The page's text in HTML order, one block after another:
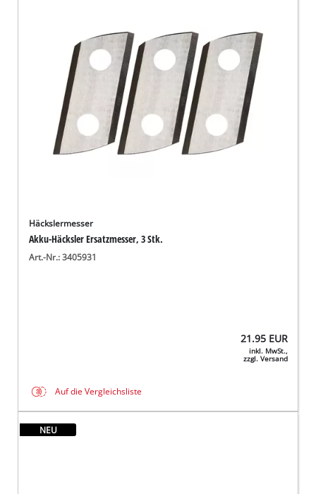
Häckslermesser
Akku-Häcksler Ersatzmesser, 3 Stk.
Art.-Nr.: 3405931
21.95 EUR
inkl. MwSt.,
zzgl. Versand
Auf die Vergleichsliste
NEU